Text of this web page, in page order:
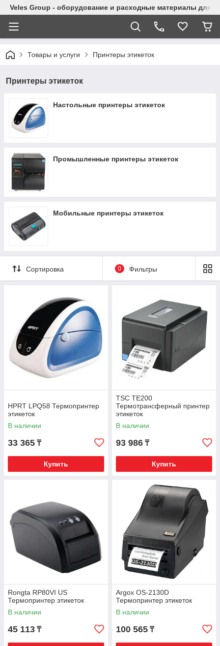
Veles Group - оборудование и расходные материалы для
Товары и услуги Принтеры этикеток
Принтеры этикеток
Настольные принтеры этикеток
Промышленные принтеры этикеток
Мобильные принтеры этикеток
Сортировка 0 Фильтры
HPRT LPQ58 Термопринтер
этикеток
В наличии
33 365 ₸
Купить
TSC TE200
Термотрансферный принтер
этикеток
В наличии
93 986 ₸
Купить
Rongta RP80VI US
Термопринтер этикеток
В наличии
45 113 ₸
Argox OS-2130D
Термопринтер этикеток
В наличии
100 565 ₸